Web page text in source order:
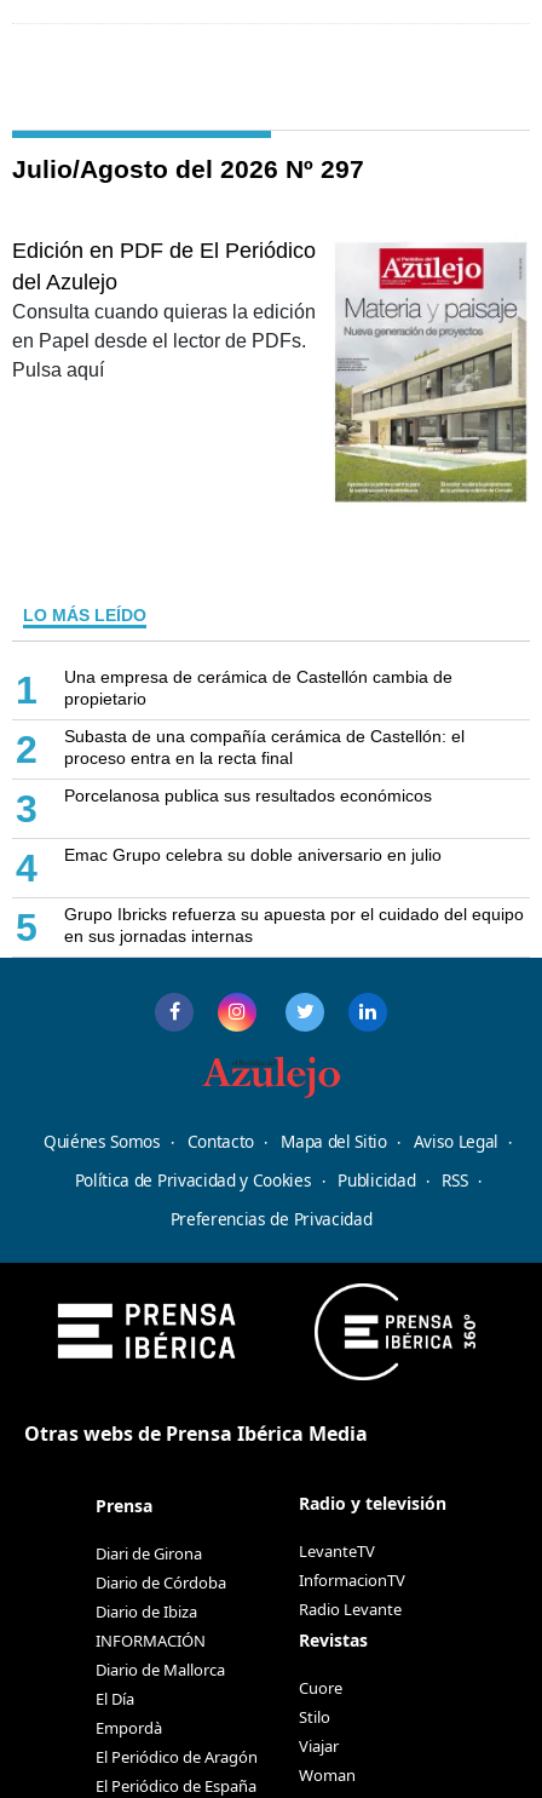
Julio/Agosto del 2026 Nº 297
Edición en PDF de El Periódico
del Azulejo
Consulta cuando quieras la edición
en Papel desde el lector de PDFs.
Pulsa aquí
LO MÁS LEÍDO
1
Una empresa de cerámica de Castellón cambia de
propietario
2
Subasta de una compañía cerámica de Castellón: el
proceso entra en la recta final
3 Porcelanosa publica sus resultados económicos
4 Emac Grupo celebra su doble aniversario en julio
5
Grupo Ibricks refuerza su apuesta por el cuidado del equipo
en sus jornadas internas
Quiénes Somos Contacto Mapa del Sitio
Aviso Legal
Política de Privacidad y Cookies
Publicidad
RSS
Preferencias de Privacidad
Otras webs de Prensa Ibérica Media
Prensa
Diari de Girona
Diario de Córdoba
Diario de Ibiza
INFORMACIÓN
Diario de Mallorca
El Día
Empordà
El Periódico de Aragón
El Periódico de España
Radio y televisión
LevanteTV
InformacionTV
Radio Levante
Revistas
Cuore
Stilo
Viajar
Woman